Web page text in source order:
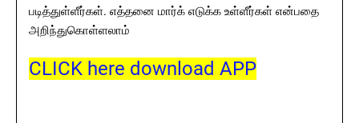
படித்துள்ளீர்கள். எத்தனை மார்க் எடுக்க உள்ளீர்கள் என்பதை
அறிந்துகொள்ளலாம்
CLICK here download APP